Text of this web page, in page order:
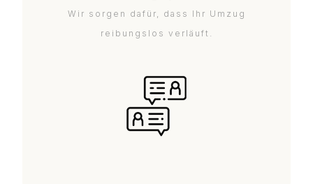
Wir sorgen dafür, dass Ihr Umzug
reibungslos verläuft.